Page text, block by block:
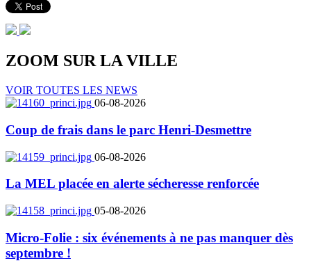
ZOOM SUR LAVILLE
VOIR TOUTES LES NEWS
06-08-2026
Coup de frais dans le parc Henri-Desmettre
06-08-2026
La MEL placée en alerte sécheresse renforcée
05-08-2026
Micro-Folie : six événements à ne pas manquer dès
septembre !